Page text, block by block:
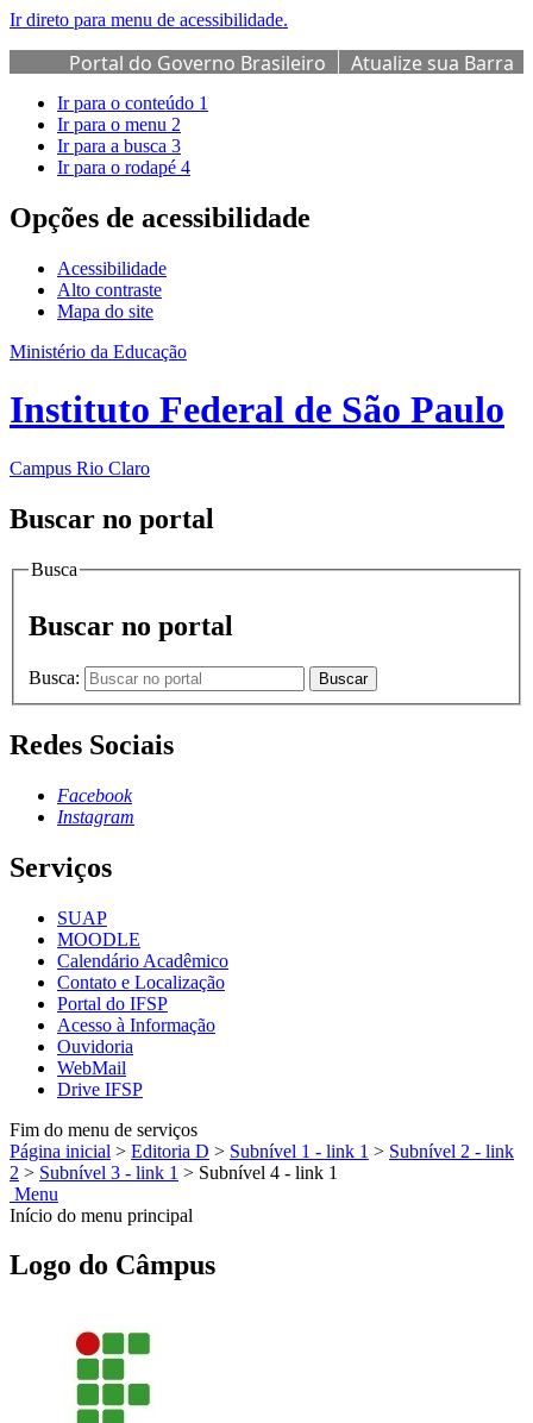
Ir direto para menu de acessibilidade.
Portal do Governo Brasileiro
Atualize sua Barra
de Governo
Ir para o conteúdo 1
Ir para o menu 2
Ir para a busca 3
Ir para o rodapé 4
Opções de acessibilidade
Acessibilidade
Alto contraste
Mapa do site
Ministério da Educação
Instituto Federal de São Paulo
Campus Rio Claro
Buscar no portal
Busca
Buscar no portal
Busca: Buscar
Redes Sociais
Facebook
Instagram
Serviços
SUAP
MOODLE
Calendário Acadêmico
Contato e Localização
Portal do IFSP
Acesso à Informação
Ouvidoria
WebMail
Drive IFSP
Fim do menu de serviços
Página inicial > Editoria D > Subnível 1 - link 1 > Subnível 2 - link
2 > Subnível 3 - link 1 > Subnível 4 - link 1
Menu
Início do menu principal
Logo do Câmpus